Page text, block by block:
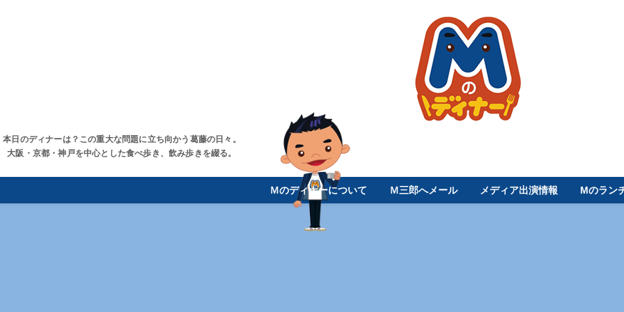
本日のディナーは？この重大な問題に立ち向かう葛藤の日々。
大阪・京都・神戸を中心とした食べ歩き、飲み歩きを綴る。
Ｍのディナーについて Ｍ三郎へメール メディア出演情報 Mのラン